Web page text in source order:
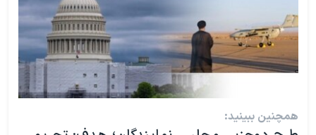
همچنین ببینید: